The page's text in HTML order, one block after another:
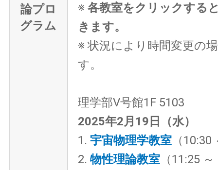
論プロ
グラム
※ 各教室をクリックする
きます。
※ 状況により時間変更の
す。
理学部Ⅴ号館1F 5103
2025年2月19日（水）
1. 宇宙物理学教室（10:30
2. 物性理論教室（11:25 ～